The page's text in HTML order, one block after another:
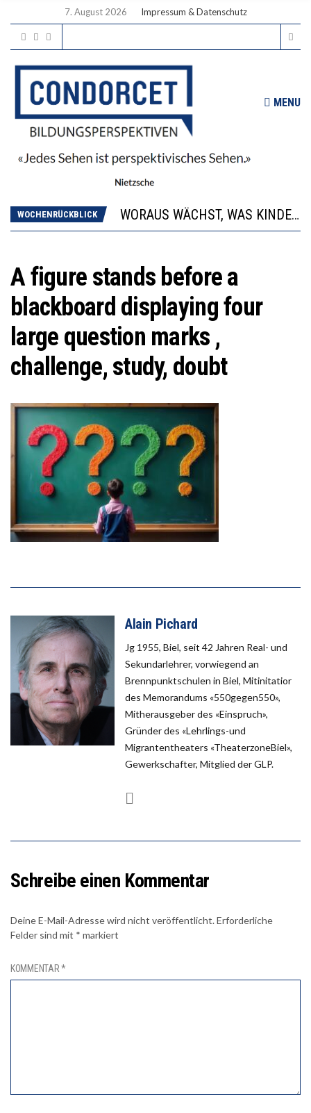
7. August 2026 Impressum & Datenschutz
MENU
WOCHENRÜCKBLICK
WORAUS WÄCHST, WAS KINDER TRÄGT
“WIR BEOBACHTEN EINEN REGELRECHTEN STURZFLUG BEI DEN LERNLEISTUNGEN”
A figure stands before a
blackboard displaying four
large question marks ,
challenge, study, doubt
Alain Pichard
Jg 1955, Biel, seit 42 Jahren Real- und
Sekundarlehrer, vorwiegend an
Brennpunktschulen in Biel, Mitinitatior
des Memorandums «550gegen550»,
Mitherausgeber des «Einspruch»,
Gründer des «Lehrlings-und
Migrantentheaters «TheaterzoneBiel»,
Gewerkschafter, Mitglied der GLP.
Schreibe einen Kommentar
Deine E-Mail-Adresse wird nicht veröffentlicht.Erforderliche
Felder sind mit * markiert
KOMMENTAR*